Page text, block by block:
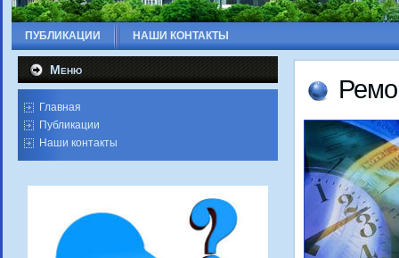
ПУБЛИКАЦИИ НАШИ КОНТАКТЫ
Меню
Главная
Публикации
Наши контакты